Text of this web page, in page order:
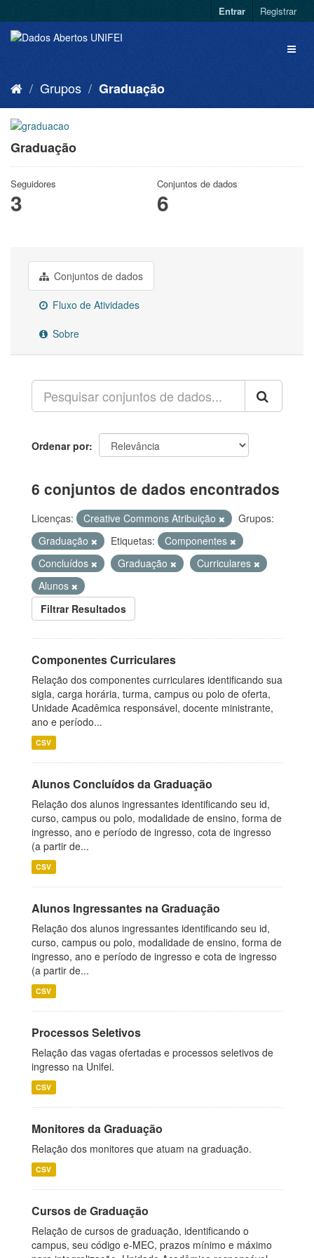
Entrar Registrar
Grupos Graduação
Graduação
Seguidores
3
Conjuntos de dados
6
Conjuntos de dados
Fluxo de Atividades
Sobre
Ordenar por
6 conjuntos de dados encontrados
Licenças: Creative Commons Atribuição
Grupos:
Graduação
Etiquetas:
Componentes
Concluídos
Graduação
Curriculares
Alunos
Filtrar Resultados
Componentes Curriculares
Relação dos componentes curriculares identificando sua
sigla, carga horária, turma, campus ou polo de oferta,
Unidade Acadêmica responsável, docente ministrante,
ano e período...
CSV
Alunos Concluídos da Graduação
Relação dos alunos ingressantes identificando seu id,
curso, campus ou polo, modalidade de ensino, forma de
ingresso, ano e período de ingresso, cota de ingresso
(a partir de...
CSV
Alunos Ingressantes na Graduação
Relação dos alunos ingressantes identificando seu id,
curso, campus ou polo, modalidade de ensino, forma de
ingresso, ano e período de ingresso e cota de ingresso
(a partir de...
CSV
Processos Seletivos
Relação das vagas ofertadas e processos seletivos de
ingresso na Unifei.
CSV
Monitores da Graduação
Relação dos monitores que atuam na graduação.
CSV
Cursos de Graduação
Relação de cursos de graduação, identificando o
campus, seu código e-MEC, prazos mínimo e máximo